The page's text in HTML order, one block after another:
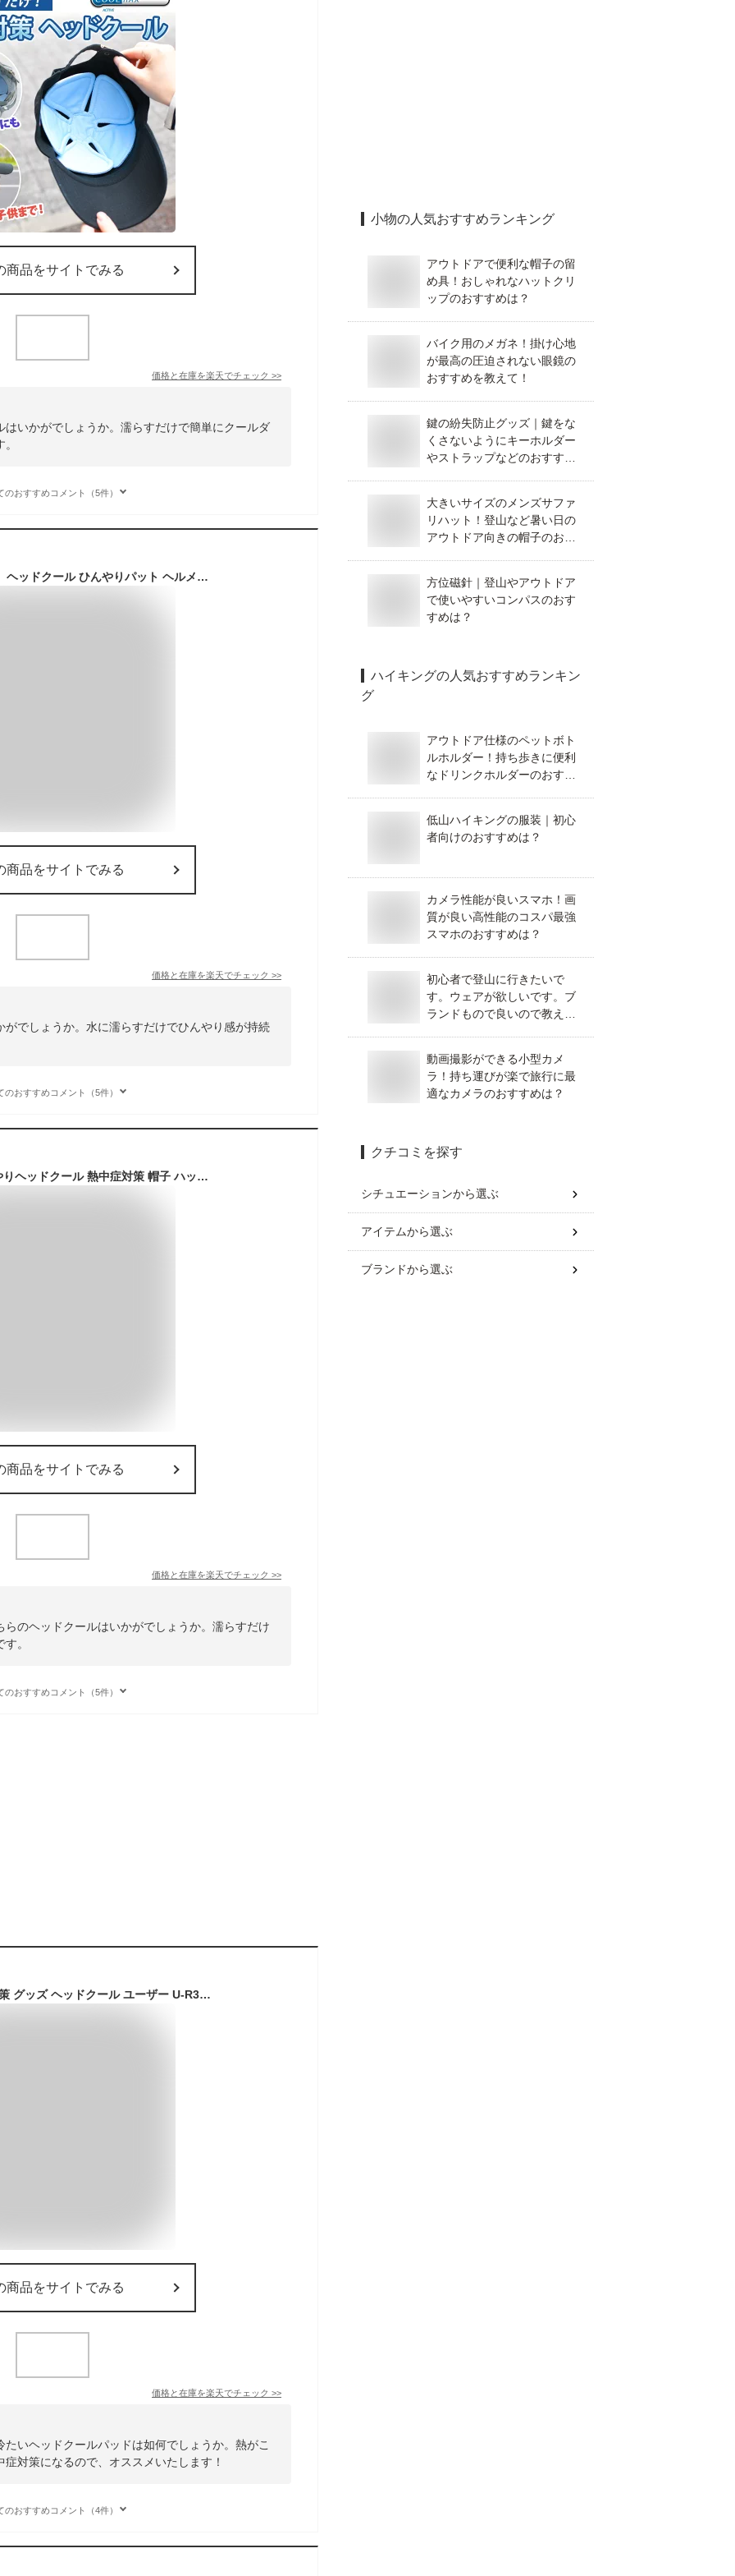
商品をサイトでみる
価格と在庫を楽天でチェック >>
いかがでしょうか。濡らすだけで簡単にクールダ
のおすすめコメント（5件）
【メール便 送料無料】ヘッドクール ひんやりパット ヘルメットインナー 熱中症 グッズ 暑さ対策 帽子 ヘルメット あたま ひんやりパット 頭ひんやり クールビズ 冷却シート 冷却マット 冷たい 冷える 洗える 冷やす 速乾 子供 農作業 外仕事 帝人ファイバー ベルオアシス
商品をサイトでみる
価格と在庫を楽天でチェック >>
でしょうか。水に濡らすだけでひんやり感が持続
のおすすめコメント（5件）
暑さ対策に！頭ひんやりヘッドクール 熱中症対策 帽子 ハット ヘルメット キャップ 濡らすだけ 簡単 冷却 冷感 保冷 クールダウン 頭を冷やす 保水 吸水 速乾 洗える 涼しい 大人 子供 子ども 猛暑 夏 節電 エコ 省エネ 対策 暑さ対策 対策グッズ 暑い メール便 2306ss
商品をサイトでみる
価格と在庫を楽天でチェック >>
のヘッドクールはいかがでしょうか。濡らすだけ
。
のおすすめコメント（5件）
【2枚セット】熱中対策 グッズ ヘッドクール ユーザー U-R347 ブルー ひんやり ヘッドクールパッド 帽子 パッド COOL 頭 冷たい 熱中症対策グッズ 猛暑 子供 建設業 ヘルメット 作業 工事現場 ゴルフ 夏 酷暑 炎天下 外出 熱中症予防 暑さ対策 屋外【メール便送料無料
商品をサイトでみる
価格と在庫を楽天でチェック >>
いヘッドクールパッドは如何でしょうか。熱がこ
対策になるので、オススメいたします！
のおすすめコメント（4件）
小物の人気おすすめランキング
アウトドアで便利な帽子の留
め具！おしゃれなハットクリ
ップのおすすめは？
バイク用のメガネ！掛け心地
が最高の圧迫されない眼鏡の
おすすめを教えて！
鍵の紛失防止グッズ｜鍵をな
くさないようにキーホルダー
やストラップなどのおすすめ
大きいサイズのメンズサファ
リハット！登山など暑い日の
アウトドア向きの帽子のおす
方位磁針｜登山やアウトドア
で使いやすいコンパスのおす
すめは？
ハイキングの人気おすすめランキン
グ
アウトドア仕様のペットボト
ルホルダー！持ち歩きに便利
なドリンクホルダーのおすす
低山ハイキングの服装｜初心
者向けのおすすめは？
カメラ性能が良いスマホ！画
質が良い高性能のコスパ最強
スマホのおすすめは？
初心者で登山に行きたいで
す。ウェアが欲しいです。ブ
ランドもので良いので教えて
動画撮影ができる小型カメ
ラ！持ち運びが楽で旅行に最
適なカメラのおすすめは？
クチコミを探す
シチュエーションから選ぶ
アイテムから選ぶ
ブランドから選ぶ